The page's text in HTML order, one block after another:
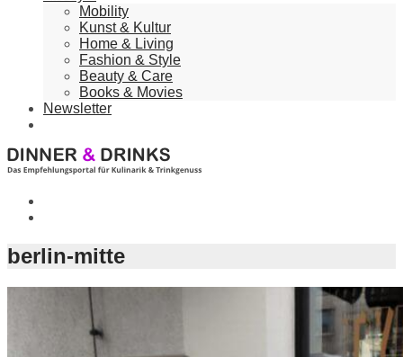
Mobility
Kunst & Kultur
Home & Living
Fashion & Style
Beauty & Care
Books & Movies
Newsletter
berlin-mitte